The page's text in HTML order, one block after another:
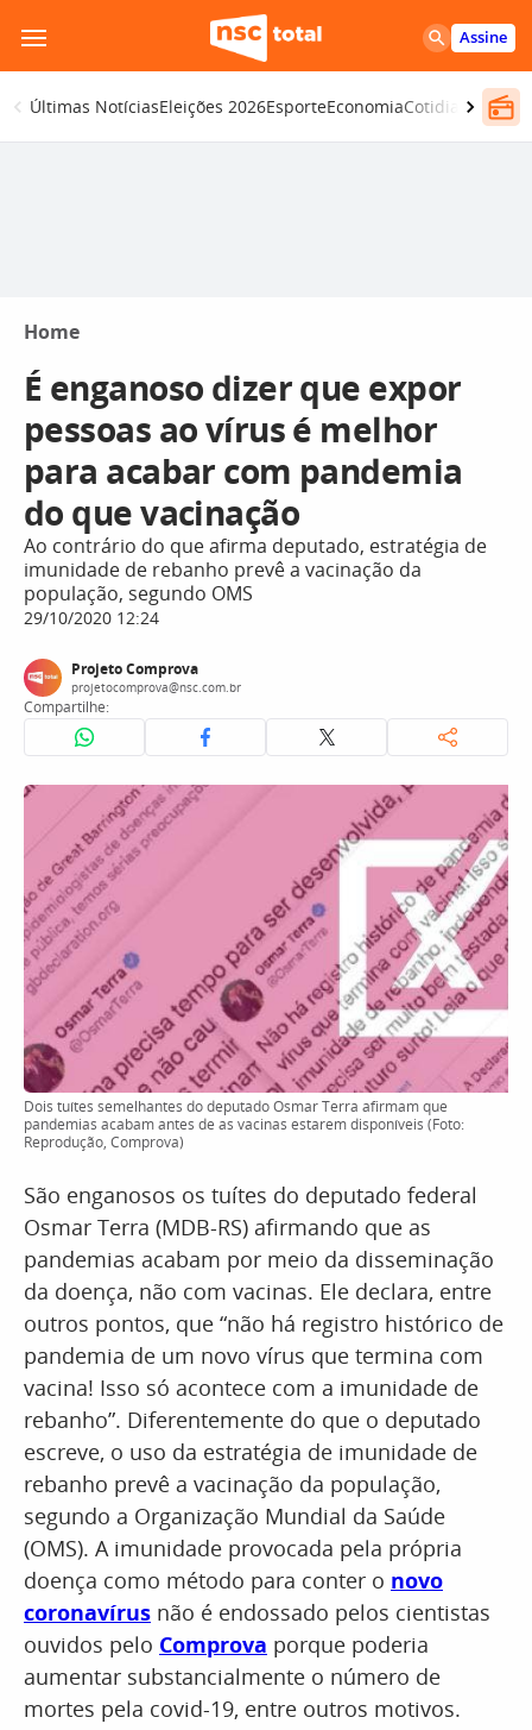
para
o
conteúdo
Assine
Últimas NotíciasEleições 2026EsporteEconomiaCotidiano
Home
É enganoso dizer que expor
pessoas ao vírus é melhor
para acabar com pandemia
do que vacinação
Ao contrário do que afirma deputado, estratégia de
imunidade de rebanho prevê a vacinação da
população, segundo OMS
29/10/2020 12:24
Projeto Comprova
projetocomprova@nsc.com.br
Compartilhe:
Dois tuítes semelhantes do deputado Osmar Terra afirmam que
pandemias acabam antes de as vacinas estarem disponíveis (Foto:
Reprodução, Comprova)
São enganosos os tuítes do deputado federal
Osmar Terra (MDB-RS) afirmando que as
pandemias acabam por meio da disseminação
da doença, não com vacinas. Ele declara, entre
outros pontos, que “não há registro histórico de
pandemia de um novo vírus que termina com
vacina! Isso só acontece com a imunidade de
rebanho”. Diferentemente do que o deputado
escreve, o uso da estratégia de imunidade de
rebanho prevê a vacinação da população,
segundo a Organização Mundial da Saúde
(OMS). A imunidade provocada pela própria
doença como método para conter o novo
coronavírus não é endossado pelos cientistas
ouvidos pelo Comprova porque poderia
aumentar substancialmente o número de
mortes pela covid-19, entre outros motivos.